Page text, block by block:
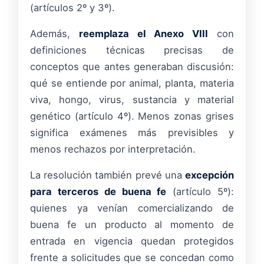
(artículos 2º y 3º).
Además, reemplaza el Anexo VIII con
definiciones técnicas precisas de
conceptos que antes generaban discusión:
qué se entiende por animal, planta, materia
viva, hongo, virus, sustancia y material
genético (artículo 4º). Menos zonas grises
significa exámenes más previsibles y
menos rechazos por interpretación.
La resolución también prevé una excepción
para terceros de buena fe (artículo 5º):
quienes ya venían comercializando de
buena fe un producto al momento de
entrada en vigencia quedan protegidos
frente a solicitudes que se concedan como